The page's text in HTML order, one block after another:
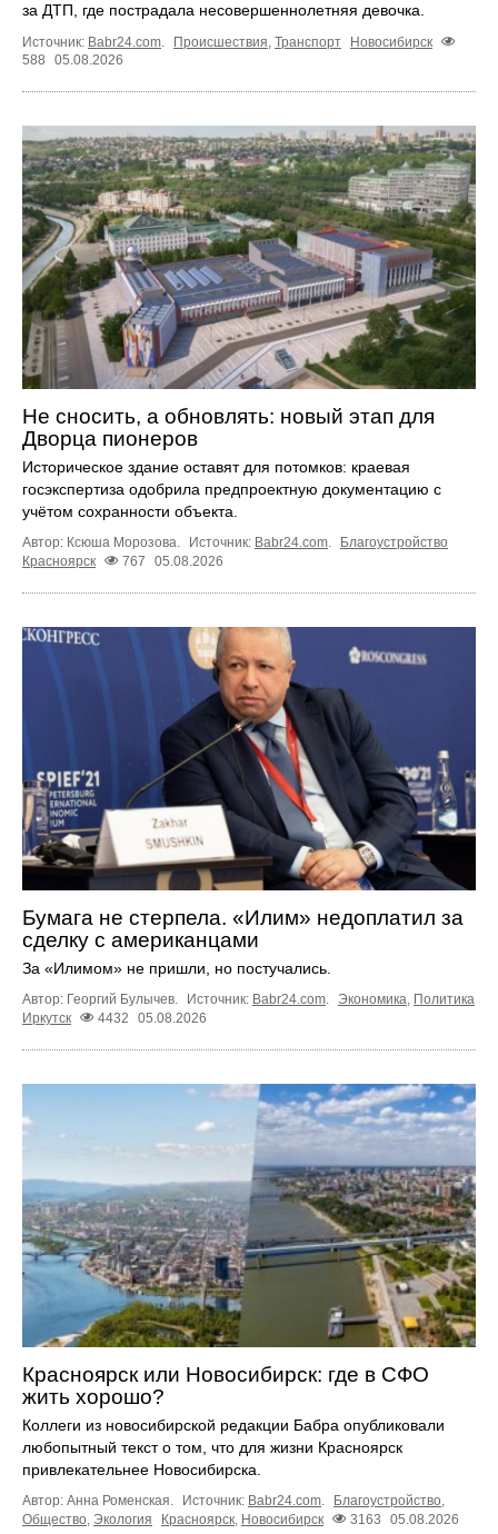
за ДТП, где пострадала несовершеннолетняя девочка.
Источник: Babr24.com. Происшествия, Транспорт
Новосибирск
588
05.08.2026
Не сносить, а обновлять: новый этап для
Дворца пионеров
Историческое здание оставят для потомков: краевая
госэкспертиза одобрила предпроектную документацию с
учётом сохранности объекта.
Автор: Ксюша Морозова. Источник: Babr24.com.
Благоустройство
Красноярск
767 05.08.2026
Бумага не стерпела. «Илим» недоплатил за
сделку с американцами
За «Илимом» не пришли, но постучались.
Автор: Георгий Булычев. Источник: Babr24.com Экономика Политика
Иркутск
4432 05.08.2026
Красноярск или Новосибирск: где в СФО
жить хорошо?
Коллеги из новосибирской редакции Бабра опубликовали
любопытный текст о том, что для жизни Красноярск
привлекательнее Новосибирска.
Автор: Анна Роменская. Источник: Babr24.com Благоустройство
Общество Экология Красноярск Новосибирск 3163 05.08.2026